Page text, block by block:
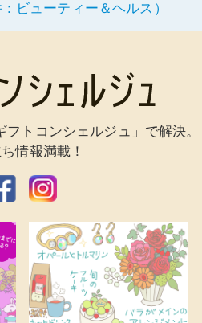
ビューティー＆ヘルス）
トコンシェルジュ」で解決。
情報満載！